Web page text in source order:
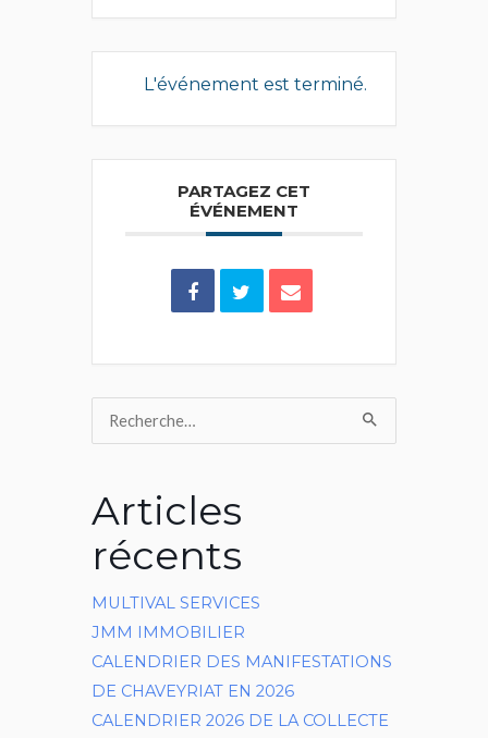
L'événement est terminé.
PARTAGEZ CET
ÉVÉNEMENT
Rechercher :
Articles
récents
MULTIVAL SERVICES
JMM IMMOBILIER
CALENDRIER DES MANIFESTATIONS
DE CHAVEYRIAT EN 2026
CALENDRIER 2026 DE LA COLLECTE